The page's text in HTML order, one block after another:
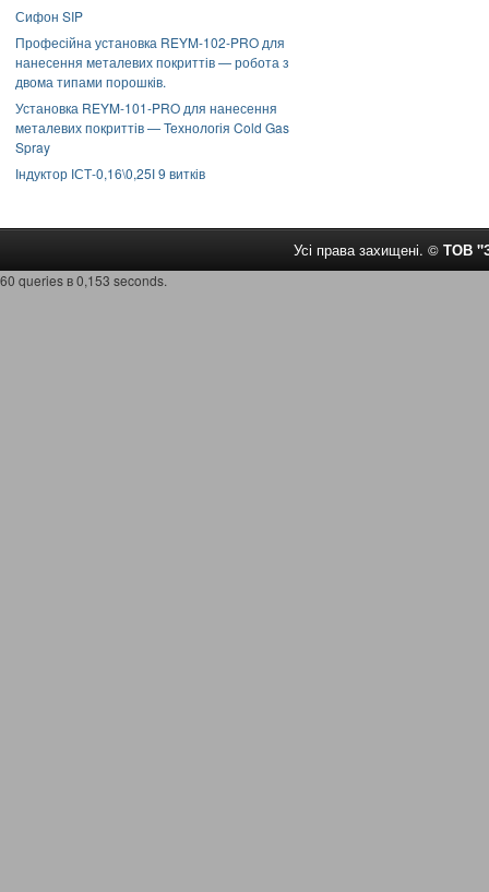
Сифон SIP
Професійна установка REYM-102-PRO для
нанесення металевих покриттів — робота з
двома типами порошків.
Установка REYM-101-PRO для нанесення
металевих покриттів — Технологія Cold Gas
Spray
Індуктор ІСТ-0,16\0,25І 9 витків
Усі права захищені. © ТОВ
60 queries в 0,153 seconds.